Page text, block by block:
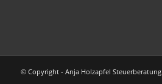
© Copyright - Anja Holzapfel Steuerberatung